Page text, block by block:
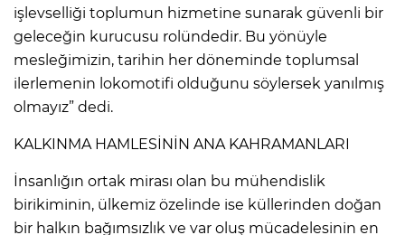
işlevselliği toplumun hizmetine sunarak güvenli bir
geleceğin kurucusu rolündedir. Bu yönüyle
mesleğimizin, tarihin her döneminde toplumsal
ilerlemenin lokomotifi olduğunu söylersek yanılmış
olmayız” dedi.
KALKINMA HAMLESİNİN ANA KAHRAMANLARI
İnsanlığın ortak mirası olan bu mühendislik
birikiminin, ülkemiz özelinde ise küllerinden doğan
bir halkın bağımsızlık ve var oluş mücadelesinin en